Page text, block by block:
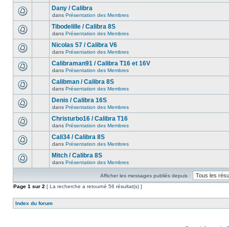
Dany / Calibra
dans Présentation des Membres
Tibodelille / Calibra 8S
dans Présentation des Membres
Nicolas 57 / Calibra V6
dans Présentation des Membres
Calibraman91 / Calibra T16 et 16V
dans Présentation des Membres
Calibman / Calibra 8S
dans Présentation des Membres
Denis / Calibra 16S
dans Présentation des Membres
Christurbo16 / Calibra T16
dans Présentation des Membres
Cali34 / Calibra 8S
dans Présentation des Membres
Mitch / Calibra 8S
dans Présentation des Membres
Afficher les messages publiés depuis :
Page 1 sur 2 [ La recherche a retourné 56 résultat(s) ]
Index du forum